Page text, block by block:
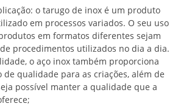
o tarugo de inox é um produto
em processos variados. O seu uso
em formatos diferentes sejam
procedimentos utilizados no dia a dia.
o aço inox também proporciona
de qualidade para as criações, além de
possível manter a qualidade que a